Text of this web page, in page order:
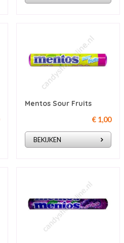
Mentos Sour Fruits
€ 1,00
BEKIJKEN